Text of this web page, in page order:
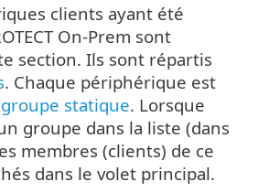
clients ayant été
On-Prem sont
section. Ils sont répartis
. Chaque périphérique est
groupe statique. Lorsque
groupe dans la liste (dans
membres (clients) de ce
dans le volet principal.